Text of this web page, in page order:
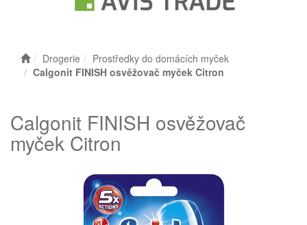
Drogerie
Prostředky do domácích myček
Calgonit FINISH osvěžovač myček Citron
Calgonit FINISH osvěžovač
myček Citron